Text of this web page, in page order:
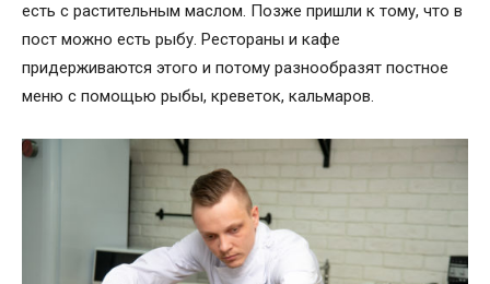
есть с растительным маслом. Позже пришли к тому, что в
пост можно есть рыбу. Рестораны и кафе
придерживаются этого и потому разнообразят постное
меню с помощью рыбы, креветок, кальмаров.